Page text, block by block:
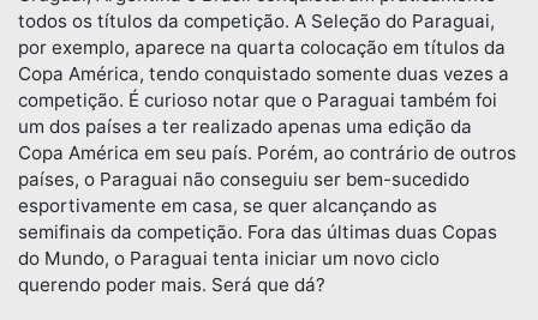
todos os títulos da competição. A Seleção do Paraguai,
por exemplo, aparece na quarta colocação em títulos da
Copa América, tendo conquistado somente duas vezes a
competição. É curioso notar que o Paraguai também foi
um dos países a ter realizado apenas uma edição da
Copa América em seu país. Porém, ao contrário de outros
países, o Paraguai não conseguiu ser bem-sucedido
esportivamente em casa, se quer alcançando as
semifinais da competição. Fora das últimas duas Copas
do Mundo, o Paraguai tenta iniciar um novo ciclo
querendo poder mais. Será que dá?